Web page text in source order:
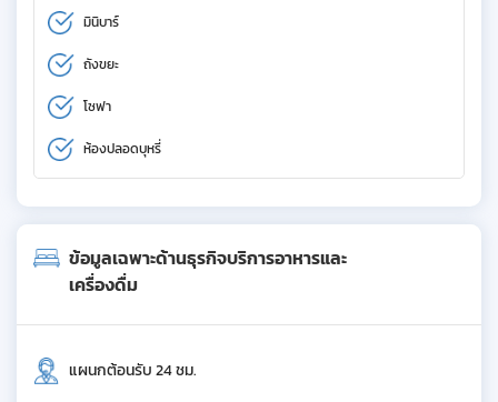
มินิบาร์
ถังขยะ
โซฟา
ห้องปลอดบุหรี่
ข้อมูลเฉพาะด้านธุรกิจบริการอาหารและ
เครื่องดื่ม
แผนกต้อนรับ 24 ชม.